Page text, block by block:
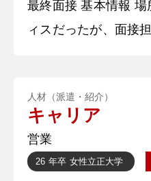
チームに貢献できる
式戦に臨んだ。今述
最終面接 基本情報 場所WEB(予定ではオフ
ィスだったが、面接
自己紹介をお願いします。 一次、
様、私の所属してい
えた後、大学で何を
いるかを述べました
人材（派遣・紹介）
キャリア
営業
26 年卒 女性立正大学